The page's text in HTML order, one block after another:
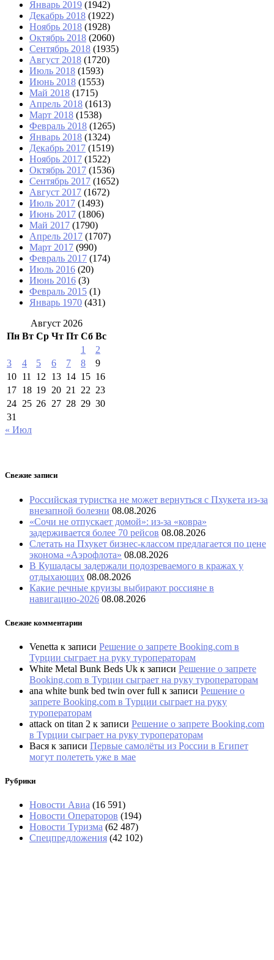
Январь 2019 (1942)
Декабрь 2018 (1922)
Ноябрь 2018 (1928)
Октябрь 2018 (2060)
Сентябрь 2018 (1935)
Август 2018 (1720)
Июль 2018 (1593)
Июнь 2018 (1553)
Май 2018 (1715)
Апрель 2018 (1613)
Март 2018 (1538)
Февраль 2018 (1265)
Январь 2018 (1324)
Декабрь 2017 (1519)
Ноябрь 2017 (1522)
Октябрь 2017 (1536)
Сентябрь 2017 (1652)
Август 2017 (1672)
Июль 2017 (1493)
Июнь 2017 (1806)
Май 2017 (1790)
Апрель 2017 (1707)
Март 2017 (990)
Февраль 2017 (174)
Июль 2016 (20)
Июнь 2016 (3)
Февраль 2015 (1)
Январь 1970 (431)
Август 2026
Пн Вт Ср Чт Пт Сб Вс
1
2
3
4 5 6 7 8
9
10 11 12 13 14 15 16
17 18 19 20 21 22 23
24 25 26 27 28 29 30
31
« Июл
Свежие записи
Российская туристка не может вернуться с Пхукета из-за
внезапной болезни 08.08.2026
«Сочи не отпускает домой»: из-за «ковра»
задерживается более 70 рейсов 08.08.2026
Слетать на Пхукет бизнес-классом предлагается по цене
эконома «Аэрофлота» 08.08.2026
В Кушадасы задержали подозреваемого в кражах у
отдыхающих 08.08.2026
Какие речные круизы выбирают россияне в
навигацию-2026 08.08.2026
Свежие комментарии
Venetta к записи Решение о запрете Booking.com в
Турции сыграет на руку туроператорам
White Metal Bunk Beds Uk к записи Решение о запрете
Booking.com в Турции сыграет на руку туроператорам
ana white bunk bed twin over full к записи Решение о
запрете Booking.com в Турции сыграет на руку
туроператорам
attack on titan 2 к записи Решение о запрете Booking.com
в Турции сыграет на руку туроператорам
Вася к записи Первые самолёты из России в Египет
могут полететь уже в мае
Рубрики
Новости Авиа (16 591)
Новости Операторов (194)
Новости Туризма (62 487)
Спецпредложения (42 102)